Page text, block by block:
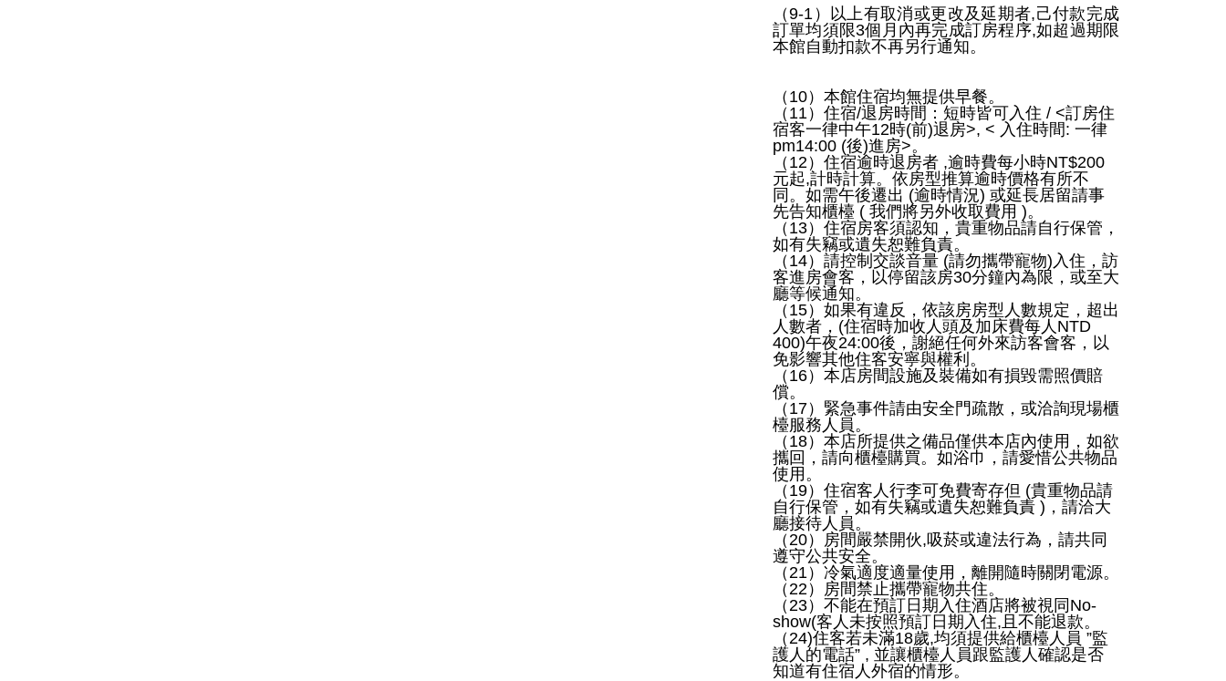
（9-1 ）以上有取消或更改及延期者,己付款完成
訂單均須限3個月內再完成訂房程序,如超過期限
本館自動扣款不再另行通知。
（ 10）本館住宿均無提供早餐。
（ 11）住宿/退房時間：短時皆可入住 / <訂房住
宿客一律中午12時(前)退房>, < 入住時間: 一律
pm14:00 (後)進房>。
（ 12）住宿逾時退房者 ,逾時費每小時NT$200
元起,計時計算。依房型推算逾時價格有所不
同。如需午後遷出 (逾時情況) 或延長居留請事
先告知櫃檯 ( 我們將另外收取費用 )。
（ 13）住宿房客須認知，貴重物品請自行保管，
如有失竊或遺失恕難負責。
（ 14）請控制交談音量 (請勿攜帶寵物)入住，訪
客進房會客，以停留該房30分鐘內為限，或至大
廳等候通知。
（ 15）如果有違反，依該房房型人數規定，超出
人數者， (住宿時加收人頭及加床費每人 NTD
400)午夜24:00後，謝絕任何外來訪客會客，以
免影響其他住客安寧與權利。
（ 16）本店房間設施及裝備如有損毀需照價賠
償。
（ 17）緊急事件請由安全門疏散，或洽詢現場櫃
檯服務人員。
（ 18）本店所提供之備品僅供本店內使用，如欲
攜回，請向櫃檯購買。如浴巾，請愛惜公共物品
使用。
（ 19）住宿客人行李可免費寄存但 (貴重物品請
自行保管，如有失竊或遺失恕難負責 ) ，請洽大
廳接待人員。
（20）房間嚴禁開伙,吸菸或違法行為，請共同
遵守公共安全。
（21）冷氣適度適量使用，離開隨時關閉電源。
（22）房間禁止攜帶寵物共住。
（23）不能在預訂日期入住酒店將被視同 No-
show(客人未按照預訂日期入住, 且不能退款。
（24)住客若未滿18歲,均須提供給櫃檯人員 ”監
護人的電話” , 並讓櫃檯人員跟監護人確認是否
知道有住宿人外宿的情形。